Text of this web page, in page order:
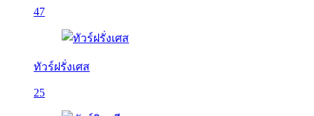
47
ทัวร์ฝรั่งเศส
25